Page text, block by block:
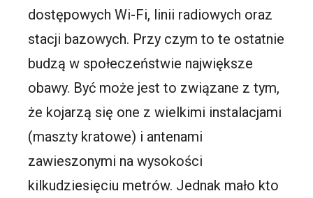
dostępowych Wi-Fi, linii radiowych oraz
stacji bazowych. Przy czym to te ostatnie
budzą w społeczeństwie największe
obawy. Być może jest to związane z tym,
że kojarzą się one z wielkimi instalacjami
(maszty kratowe) i antenami
zawieszonymi na wysokości
kilkudziesięciu metrów. Jednak mało kto